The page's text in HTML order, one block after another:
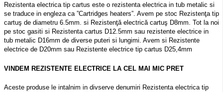
Rezistenta electrica tip cartus este o rezistenta electrica in tub metalic si
se traduce in engleza ca ”Cartridges heaters”. Avem pe stoc Rezistenţa tip
cartuş de diametru 6.5mm. si Rezistenţă electrică cartuş D8mm. Tot la noi
pe stoc gasiti si Rezistenta cartus D12.5mm sau rezistente electrice in
tub metalic D16mm de diverse puteri si lungimi. Avem si Rezistente
electrice de D20mm sau Rezistente electrice tip cartus D25,4mm
VINDEM REZISTENTE ELECTRICE LA CEL MAI MIC PRET
Aceste produse le intalnim in divserve denumiri Rezistenta electrica tip